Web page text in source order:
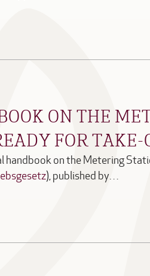
ON THE
FOR TAKE-
handbook on the Metering
), published by…